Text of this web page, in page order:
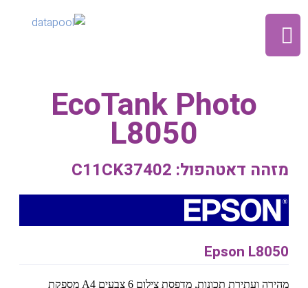
EcoTank Photo
L8050
מזהה דאטהפול: C11CK37402
Epson L8050
מהירה ועתירת תכונות, מדפסת צילום 6 צבעים A4 מספקת